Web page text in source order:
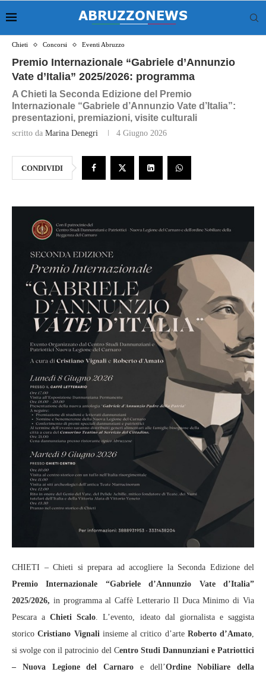
Chieti Concorsi Eventi Abruzzo
Premio Internazionale “Gabriele d’Annunzio
Vate d’Italia” 2025/2026: programma
A Chieti la Seconda Edizione del Premio
Internazionale “Gabriele d’Annunzio Vate d’Italia”:
presentazioni, premiazioni, visite culturali
scritto da Marina Denegri 4 Giugno 2026
CONDIVIDI
CHIETI – Chieti si prepara ad accogliere la Seconda Edizione del
Premio Internazionale “Gabriele d’Annunzio Vate d’Italia”
2025/2026, in programma al Caffè Letterario Il Duca Minimo di Via
Pescara aChieti Scalo. L’evento, ideato dal giornalista e saggista
storicoCristiano Vignaliinsieme al critico d’arte Roberto d’Amato,
si svolge con il patrocinio del Centro Studi Dannunziani e Patriottici
– Nuova Legione del Carnaro e dell’Ordine Nobiliare della